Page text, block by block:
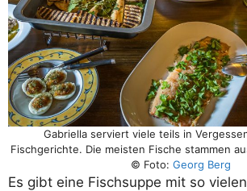
Gabriella serviert viele teils in
Fischgerichte. Die meisten Fische stammen
© Foto: Georg Berg
Es gibt eine Fischsuppe mit so